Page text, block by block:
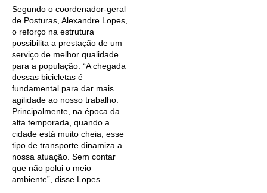
Segundo o coordenador-geral
de Posturas, Alexandre Lopes,
o reforço na estrutura
possibilita a prestação de um
serviço de melhor qualidade
para a população. “A chegada
dessas bicicletas é
fundamental para dar mais
agilidade ao nosso trabalho.
Principalmente, na época da
alta temporada, quando a
cidade está muito cheia, esse
tipo de transporte dinamiza a
nossa atuação. Sem contar
que não polui o meio
ambiente”, disse Lopes.